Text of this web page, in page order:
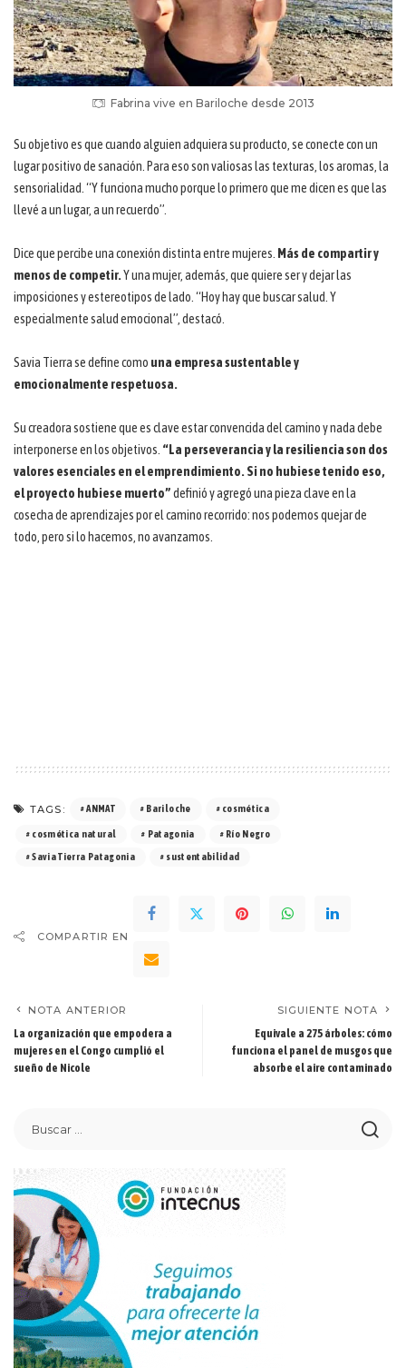
Fabrina vive en Bariloche desde 2013
Su objetivo es que cuando alguien adquiera su producto, se conecte con un
lugar positivo de sanación. Para eso son valiosas las texturas, los aromas, la
sensorialidad. “Y funciona mucho porque lo primero que me dicen es que las
llevé a un lugar, a un recuerdo”.
Dice que percibe una conexión distinta entre mujeres. Más de compartir y
menos de competir.Y una mujer, además, que quiere ser y dejar las
imposiciones y estereotipos de lado. “Hoy hay que buscar salud. Y
especialmente salud emocional”, destacó.
Savia Tierra se define como una empresa sustentable y
emocionalmente respetuosa.
Su creadora sostiene que es clave estar convencida del camino y nada debe
interponerse en los objetivos. “La perseverancia y la resiliencia son dos
valores esenciales en el emprendimiento. Si no hubiese tenido eso,
el proyecto hubiese muerto”definió y agregó una pieza clave en la
cosecha de aprendizajes por el camino recorrido: nos podemos quejar de
todo, pero si lo hacemos, no avanzamos.
TAGS: ANMAT Bariloche cosmética
cosmética natural Patagonia Río Negro
Savia Tierra Patagonia sustentabilidad
COMPARTIR EN
NOTA ANTERIOR
La organización que empodera a
mujeres en el Congo cumplió el
sueño de Nicole
SIGUIENTE NOTA
Equivale a 275 árboles: cómo
funciona el panel de musgos que
absorbe el aire contaminado